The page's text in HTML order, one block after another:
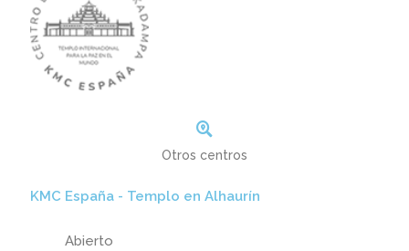
Otros centros
KMC España - Templo en Alhaurín
Abierto